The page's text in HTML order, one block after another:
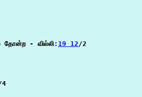
தோன்ற - வில்லி: 19 12/2